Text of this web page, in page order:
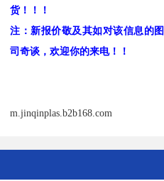
货！！！
注：新报价敬及其如对该信息的
司奇谈，欢迎你的来电！！
m.jinqinplas.b2b168.com